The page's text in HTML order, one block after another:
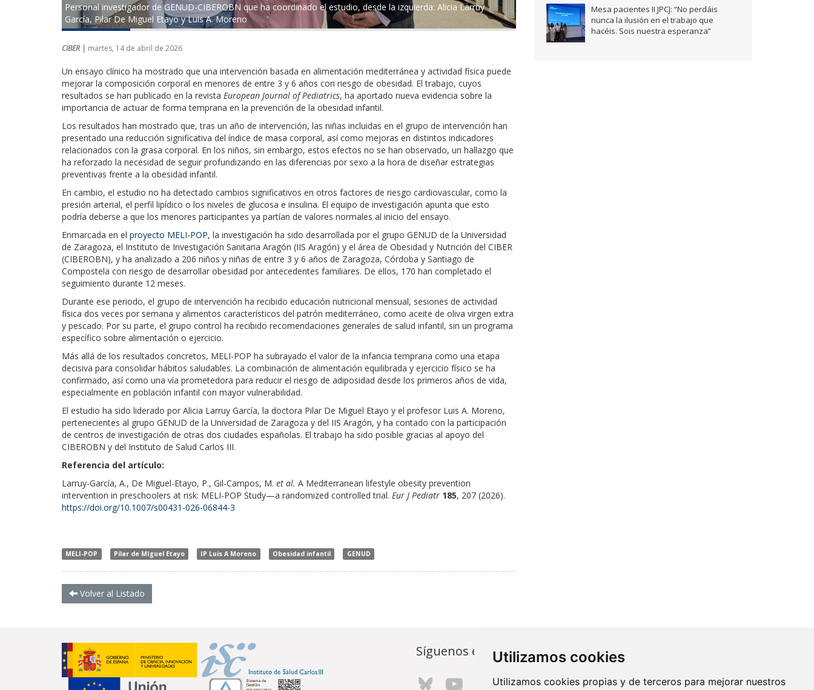
Utilizamos cookies
Utilizamos cookies propias y de terceros para mejorar nuestros
Personal investigador de GENUD-CIBEROBN que ha coordinado el estudio, desde la izquierda: Alicia Larruy
García, Pilar De Miguel Etayo y Luis A. Moreno
CIBER | martes, 14 de abril de 2026
Un ensayo clínico ha mostrado que una intervención basada en alimentación mediterránea y actividad física puede
mejorar la composición corporal en menores de entre 3 y 6 años con riesgo de obesidad. El trabajo, cuyos
resultados se han publicado en la revista European Journal of Pediatrics, ha aportado nueva evidencia sobre la
importancia de actuar de forma temprana en la prevención de la obesidad infantil.
Los resultados han mostrado que, tras un año de intervención, las niñas incluidas en el grupo de intervención han
presentado una reducción significativa del índice de masa corporal, así como mejoras en distintos indicadores
relacionados con la grasa corporal. En los niños, sin embargo, estos efectos no se han observado, un hallazgo que
ha reforzado la necesidad de seguir profundizando en las diferencias por sexo a la hora de diseñar estrategias
preventivas frente a la obesidad infantil.
En cambio, el estudio no ha detectado cambios significativos en otros factores de riesgo cardiovascular, como la
presión arterial, el perfil lipídico o los niveles de glucosa e insulina. El equipo de investigación apunta que esto
podría deberse a que los menores participantes ya partían de valores normales al inicio del ensayo.
Enmarcada en el proyecto MELI-POP, la investigación ha sido desarrollada por el grupo GENUD de la Universidad
de Zaragoza, el Instituto de Investigación Sanitaria Aragón (IIS Aragón) y el área de Obesidad y Nutrición del CIBER
(CIBEROBN), y ha analizado a 206 niños y niñas de entre 3 y 6 años de Zaragoza, Córdoba y Santiago de
Compostela con riesgo de desarrollar obesidad por antecedentes familiares. De ellos, 170 han completado el
seguimiento durante 12 meses.
Durante ese periodo, el grupo de intervención ha recibido educación nutricional mensual, sesiones de actividad
física dos veces por semana y alimentos característicos del patrón mediterráneo, como aceite de oliva virgen extra
y pescado. Por su parte, el grupo control ha recibido recomendaciones generales de salud infantil, sin un programa
específico sobre alimentación o ejercicio.
Más allá de los resultados concretos, MELI-POP ha subrayado el valor de la infancia temprana como una etapa
decisiva para consolidar hábitos saludables. La combinación de alimentación equilibrada y ejercicio físico se ha
confirmado, así como una vía prometedora para reducir el riesgo de adiposidad desde los primeros años de vida,
especialmente en población infantil con mayor vulnerabilidad.
El estudio ha sido liderado por Alicia Larruy García, la doctora Pilar De Miguel Etayo y el profesor Luis A. Moreno,
pertenecientes al grupo GENUD de la Universidad de Zaragoza y del IIS Aragón, y ha contado con la participación
de centros de investigación de otras dos ciudades españolas. El trabajo ha sido posible gracias al apoyo del
CIBEROBN y del Instituto de Salud Carlos III.
Referencia del artículo:
Larruy-García, A., De Miguel-Etayo, P., Gil-Campos, M. et al. A Mediterranean lifestyle obesity prevention
intervention in preschoolers at risk: MELI-POP Study—a randomized controlled trial. Eur J Pediatr 185, 207 (2026).
https://doi.org/10.1007/s00431-026-06844-3
MELI-POP Pilar de MIguel Etayo IP Luis A Moreno Obesidad infantil GENUD
Volver al Listado
Mesa pacientes II JPCJ: “No perdáis
nunca la ilusión en el trabajo que
hacéis. Sois nuestra esperanza”
Síguenos en... Contacto
Av. Monforte de Lemos, 3-5. Pabellón